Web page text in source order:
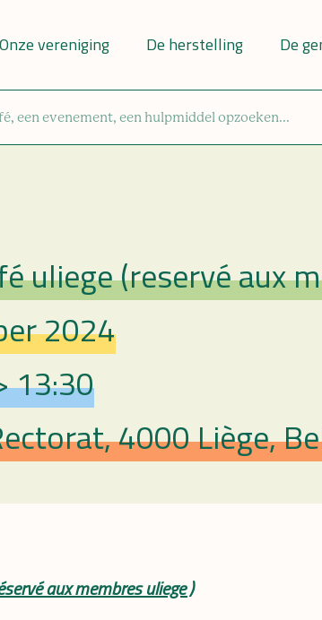
Onze vereniging De herstelling De
uliege (reservé aux
2024
13:30
4000 Liège,
aux membres uliege )